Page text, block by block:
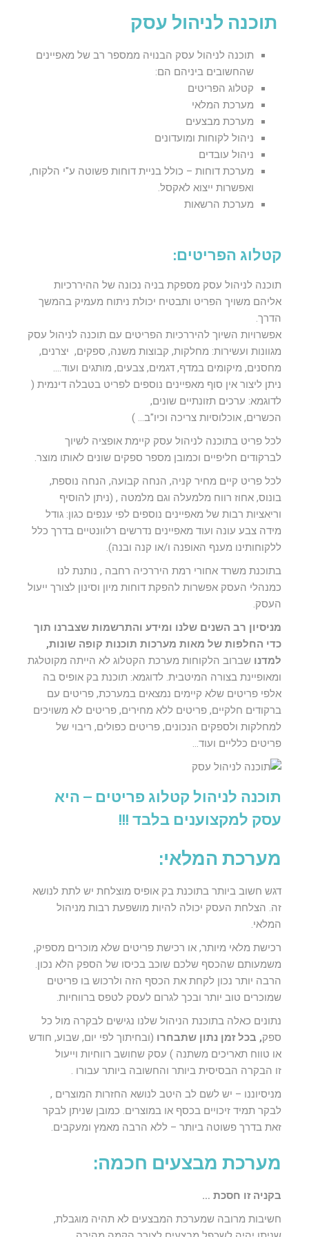
תוכנה לניהול עסק
תוכנה לניהול עסק הבנויה ממספר רב של מאפיינים
שהחשובים ביניהם הם:
קטלוג הפריטים
מערכת המלאי
מערכת מבצעים
ניהול לקוחות ומועדונים
ניהול עובדים
מערכת דוחות – כולל בניית דוחות פשוטה ע"י הלקוח,
ואפשרות ייצוא לאקסל.
מערכת הרשאות
קטלוג הפריטים:
תוכנה לניהול עסק מספקת בניה נכונה של ההיררכיות
אליהם משויך הפריט ותבטיח יכולת ניתוח מעמיק בהמשך
הדרך.
אפשרויות השיוך להיררכיות הפריטים עם תוכנה לניהול עסק
מגוונות ועשירות: מחלקות, קבוצות משנה, ספקים, יצרנים,
מחסנים, מיקומים במדף, דגמים, צבעים, מותגים ועוד….
ניתן ליצור אין סוף מאפיינים נוספים לפריט בטבלה דינמית (
לדוגמא: ערכים תזונתיים שונים,
הכשרים, אוכלוסיות צריכה וכיו"ב… )
לכל פריט בתוכנה לניהול עסק קיימת אופציה לשיוך
לברקודים חליפיים וכמובן מספר ספקים שונים לאותו מוצר.
לכל פריט קיים מחיר קניה, הנחה קבועה, הנחה נוספת,
בונוס, אחוז רווח מלמעלה וגם מלמטה , (ניתן להוסיף
וריאציות רבות של מאפיינים נוספים לפי ענפים כגון: גודל
מידה צבע עונה ועוד מאפיינים נדרשים רלוונטיים בדרך כלל
ללקוחותינו מענף האופנה ו/או קנה ובנה).
בתוכנת משרד אחורי רמת היררכיה רחבה , נותנת לנו
כמנהלי העסק אפשרות להפקת דוחות מיון וסינון לצורך ייעול
העסק.
מניסיון רב השנים שלנו ומידע והתרשמות שצברנו תוך
כדי החלפות של מאות מערכות תוכנות קופה שונות,
למדנו שברוב הלקוחות מערכת הקטלוג לא הייתה מקוטלגת
ומאופיינת בצורה המיטבית. לדוגמא: תוכנת בק אופיס בה
אלפי פריטים שלא קיימים נמצאים במערכת, פריטים עם
ברקודים חלקיים, פריטים ללא מחירים, פריטים לא משויכים
למחלקות ולספקים הנכונים, פריטים כפולים, ריבוי של
פריטים כלליים ועוד…
תוכנה לניהול קטלוג פריטים – היא
עסק למקצוענים בלבד !!!
מערכת המלאי:
דגש חשוב ביותר בתוכנת בק אופיס מוצלחת יש לתת לנושא
זה. הצלחת העסק יכולה להיות מושפעת רבות מניהול
המלאי.
רכישת מלאי מיותר, או רכישת פריטים שלא מוכרים מספיק,
משמעותם שהכסף שלכם שוכב בכיסו של הספק הלא נכון.
הרבה יותר נכון לקחת את הכסף הזה ולרכוש בו פריטים
שמוכרים טוב יותר ובכך לגרום לעסק לטפס ברווחיות.
נתונים כאלה בתוכנת הניהול שלנו נגישים לבקרה מול כל
ספק, בכל זמן נתון שתבחרו (ובחיתוך לפי יום, שבוע, חודש
או טווח תאריכים משתנה ) עסק שחושב רווחיות וייעול
זו הבקרה הבסיסית ביותר והחשובה ביותר עבורו .
מניסיוננו – יש לשם לב היטב לנושא החזרות המוצרים ,
לבקר תמיד זיכויים בכסף או במוצרים. כמובן שניתן לבקר
זאת בדרך פשוטה ביותר – ללא הרבה מאמץ ומעקבים.
מערכת מבצעים חכמה:
בקניה זו חסכת …
חשיבות מרובה שמערכת המבצעים לא תהיה מוגבלת,